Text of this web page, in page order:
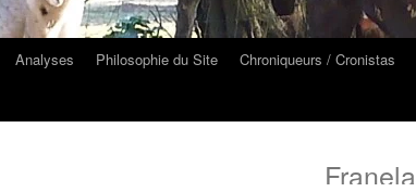
Analyses Philosophie du Site Chroniqueurs / Cronistas
Franela